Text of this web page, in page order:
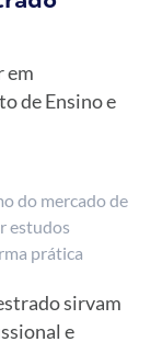
em
de Ensino e
do mercado de
estudos
prática
sirvam
e